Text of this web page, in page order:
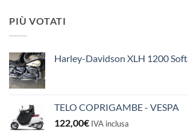
PIÙ VOTATI
Harley-Davidson XLH 1200
TELO COPRIGAMBE - VESPA
122,00€ IVA inclusa